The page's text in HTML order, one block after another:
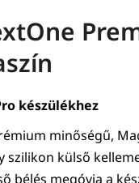
készülékhez
minőségű,
szilikon külső
bélés megóvja a